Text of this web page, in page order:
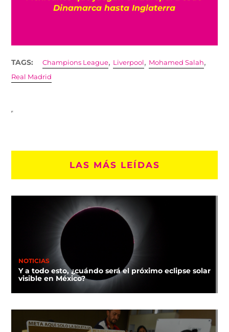
Dinamarca hasta Inglaterra
TAGS: Champions League, Liverpool , Mohamed Salah,
Real Madrid
LAS MÁS LEÍDAS
NOTICIAS
Y a todo esto, ¿cuándo será el próximo eclipse solar
visible en México?